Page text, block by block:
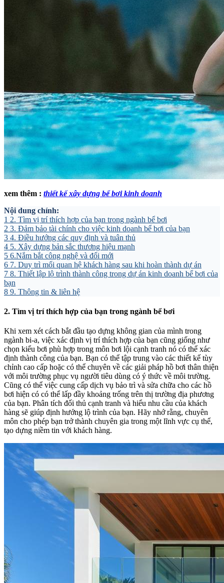
xem thêm : thiết kế xây dựng bể bơi kinh doanh
Nội dung chính:
1 2. Tìm vị trí thích hợp của bạn trong ngành bể bơi
2 3. Đảm bảo tài chính cho việc kinh doanh bể bơi của bạn
3 4. Điều hướng các quy định và tuân thủ
4 5. Xây dựng bản sắc thương hiệu mạnh
5 6.Nắm bắt công nghệ và đổi mới
6 7. Duy trì mối quan hệ khách hàng sau khi hoàn thành dự án
7 8. Thiết lập lộ trình thành công trong dự án kinh doanh bể bơi của
bạn
8 9. Thông tin & liên hệ
2. Tìm vị trí thích hợp của bạn trong ngành bể bơi
Khi xem xét cách bắt đầu tạo dựng không gian của mình trong
ngành bi-a, việc xác định vị trí thích hợp của bạn cũng giống như
chọn kiểu bơi phù hợp trong môn bơi lội cạnh tranh nó có thể xác
định thành công của bạn. Bạn có thể tập trung vào các thiết kế tùy
chỉnh cao cấp hoặc có thể chuyên về các giải pháp hồ bơi thân thiện
với môi trường phục vụ người tiêu dùng có ý thức về môi trường.
Cũng có thể việc cung cấp dịch vụ bảo trì và sửa chữa cho các hồ
bơi hiện có có thể lấp đầy khoảng trống trên thị trường địa phương
của bạn. Phân tích đối thủ cạnh tranh và hiểu nhu cầu của khách
hàng sẽ giúp định hướng lộ trình của bạn. Hãy nhớ rằng, chuyên
môn cho phép bạn trở thành chuyên gia trong một lĩnh vực cụ thể,
tạo dựng niềm tin với khách hàng.